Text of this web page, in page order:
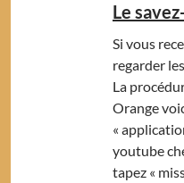
Le
Si vous
regarder
La
Orange
«
youtube
tapez «